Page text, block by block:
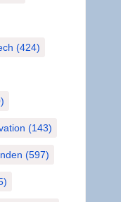
(424)
(143)
(597)